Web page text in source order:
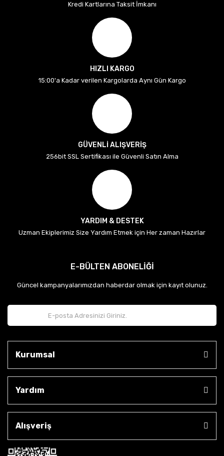
Kredi Kartlarına Taksit İmkanı
HIZLI KARGO
15:00'a Kadar verilen Kargolarda Aynı Gün Kargo
GÜVENLİ ALIŞVERİŞ
256bit SSL Sertifikası ile Güvenli Satın Alma
YARDIM & DESTEK
Uzman Ekiplerimiz Size Yardım Etmek için Her zaman Hazırlar
E-BÜLTEN ABONELİĞİ
Güncel kampanyalarımızdan haberdar olmak için kayıt olunuz.
Kurumsal
Yardım
Alışveriş